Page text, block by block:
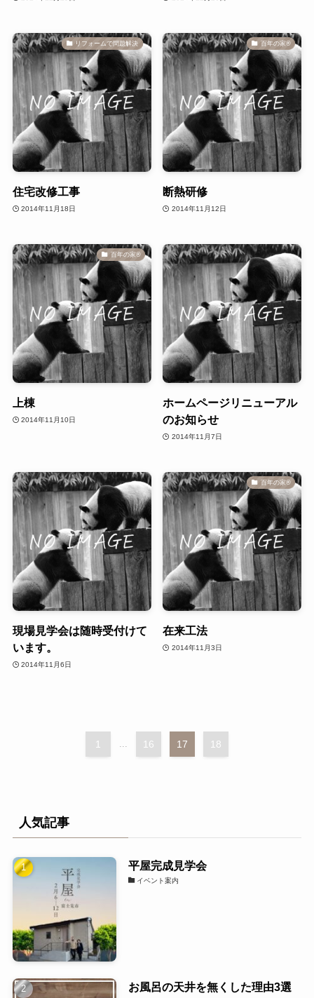
リフォームで問題解決
住宅改修工事
2014年11月18日
百年の家®️
断熱研修
2014年11月12日
百年の家®️
上棟
2014年11月10日
ホームページリニューアル
のお知らせ
2014年11月7日
現場見学会は随時受付けて
います。
2014年11月6日
百年の家®️
在来工法
2014年11月3日
1 ... 16 17 18
人気記事
平屋完成見学会
イベント案内
お風呂の天井を無くした理由3選